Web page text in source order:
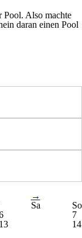
Pool. Also machte
daran einen Pool
→
Sa
So
7
13 14